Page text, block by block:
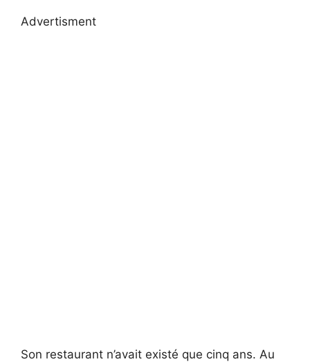
Advertisment
Son restaurant n’avait existé que cinq ans. Au